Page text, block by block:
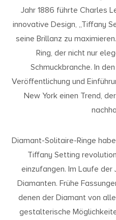
Jahr 1886 führte Charles
innovative Design, „Tiffany
seine Brillanz zu
Ring, der nicht nur
Schmuckbranche. In
Veröffentlichung und
New York einen Trend,
Diamant-Solitaire-Ringe
Tiffany Setting
einzufangen. Im Laufe
Diamanten. Frühe
denen der Diamant von
gestalterische